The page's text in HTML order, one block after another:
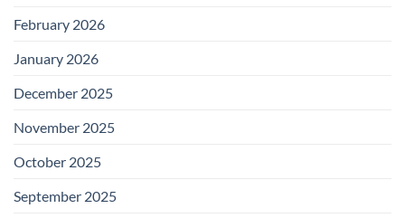
February 2026
January 2026
December 2025
November 2025
October 2025
September 2025